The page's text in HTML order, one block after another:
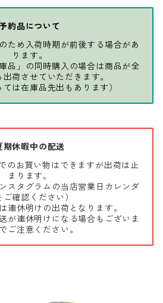
約品について
ため入荷時期が前後する場合があ
ります。
品」の同時購入の場合は商品が全
荷させていただきます。
は在庫品先出もあります）
期休暇中の配送
のお買い物はできますが出荷は止
まります。
スタグラムの当店営業日カレンダ
ご確認ください）
連休明けの出荷となります。
が連休明けになる場合もございま
ご注意ください。